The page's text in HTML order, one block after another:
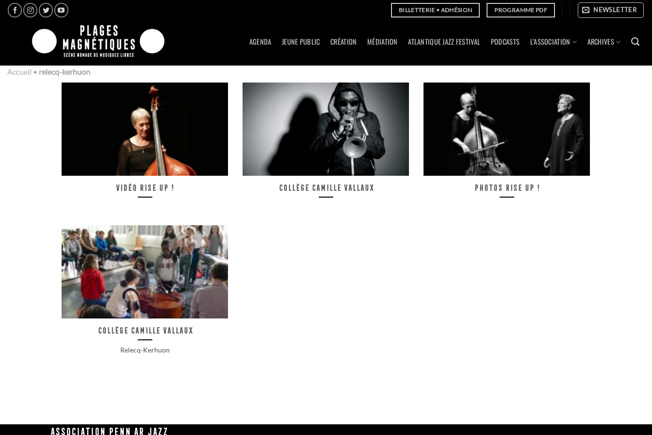
Passer
BILLETTERIE • ADHÉSION PROGRAMME PDF NEWSLETTER
AGENDA JEUNE PUBLIC CRÉATION MÉDIATION ATLANTIQUE JAZZ FESTIVAL PODCASTS L’ASSOCIATION ARCHIVES
Accueil • relecq-kerhuon
Vidéo Rise up ! Collège Camille Vallaux Photos Rise up !
Collège Camille Vallaux
Relecq-Kerhuon
Association Penn Ar Jazz